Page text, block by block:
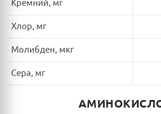
Кремний, мг
Хлор, мг
Молибден, мкг
Сера, мг